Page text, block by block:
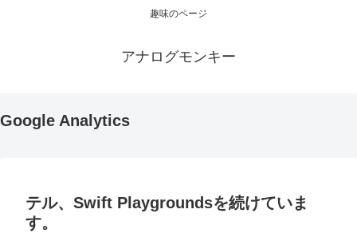
趣味のページ
アナログモンキー
Google Analytics
テル、Swift Playgroundsを続けていま
す。